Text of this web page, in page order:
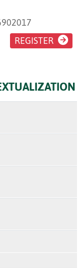
REGISTER